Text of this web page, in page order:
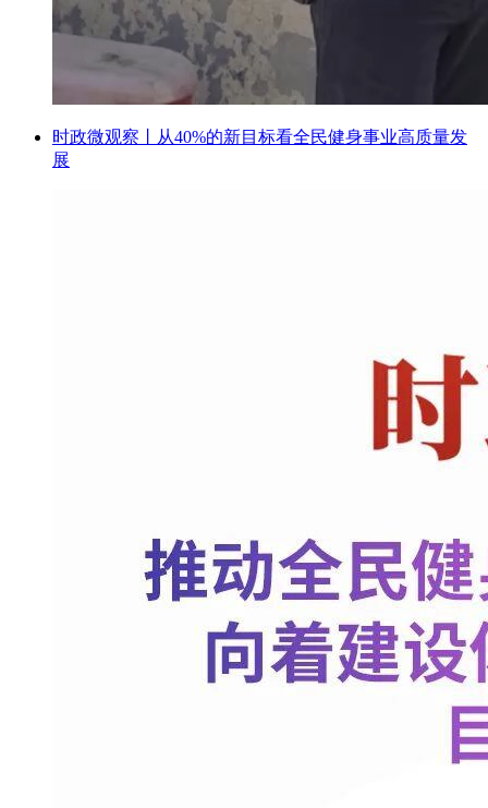
时政微观察丨从40%的新目标看全民健身事业高质量发
展